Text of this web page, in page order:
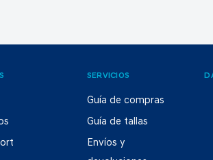
SERVICIOS
Guía de compras
Guía de tallas
Envíos y